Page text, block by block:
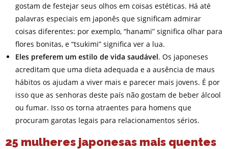
gostam de festejar seus olhos em coisas estéticas. Há até
palavras especiais em japonês que significam admirar
coisas diferentes: por exemplo, “hanami” significa olhar para
flores bonitas, e “tsukimi” significa ver a lua.
Eles preferem um estilo de vida saudável. Os japoneses
acreditam que uma dieta adequada e a ausência de maus
hábitos os ajudam a viver mais e parecer mais jovens. É por
isso que as senhoras deste país não gostam de beber álcool
ou fumar. Isso os torna atraentes para homens que
procuram garotas legais para relacionamentos sérios.
25 mulheres japonesas mais quentes